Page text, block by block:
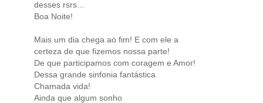
desses rsrs...
Boa Noite!
Mais um dia chega ao fim! E com ele a
certeza de que fizemos nossa parte!
De que participamos com coragem e Amor!
Dessa grande sinfonia fantástica
Chamada vida!
Ainda que algum sonho